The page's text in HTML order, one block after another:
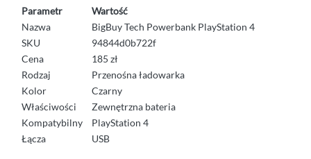
Parametr
Wartość
Nazwa
BigBuy Tech Powerbank PlayStation 4
SKU
94844d0b722f
Cena
185 zł
Rodzaj
Przenośna ładowarka
Kolor
Czarny
Właściwości
Zewnętrzna bateria
Kompatybilny
PlayStation 4
Łącza
USB